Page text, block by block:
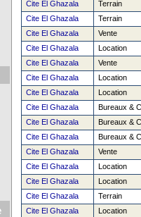
Cite El Ghazala
Terrain
Cite El Ghazala
Terrain
Cite El Ghazala
Vente
Cite El Ghazala
Location
Cite El Ghazala
Vente
Cite El Ghazala
Location
Cite El Ghazala
Location
Cite El Ghazala
Bureaux &
Cite El Ghazala
Bureaux &
Cite El Ghazala
Bureaux &
Cite El Ghazala
Vente
Cite El Ghazala
Location
Cite El Ghazala
Location
Cite El Ghazala
Terrain
Cite El Ghazala
Location